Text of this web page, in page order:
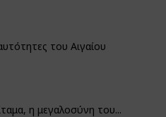
του Αιγαίου
η μεγαλοσύνη του...